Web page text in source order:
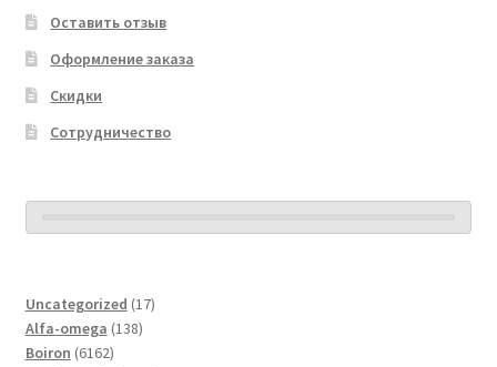
Оставить отзыв
Оформление заказа
Скидки
Сотрудничество
Uncategorized 1717
Alfa-omega 138138
Boiron 61626162